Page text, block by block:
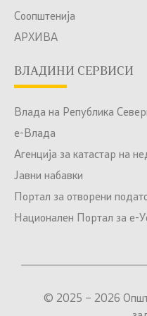
Соопштенија
АРХИВА
ВЛАДИНИ СЕРВИСИ
Влада на Република
е-Влада
Агенција за катастар на
Јавни набавки
Портал за отворени
Национален Портал за е-
© 2025 – 2026